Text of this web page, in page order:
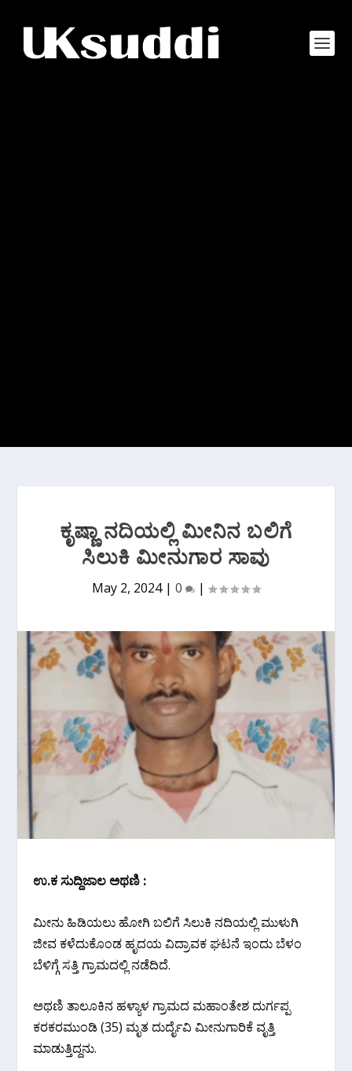
ಕೃಷ್ಣಾ ನದಿಯಲ್ಲಿ ಮೀನಿನ ಬಲಿಗೆ
ಸಿಲುಕಿ ಮೀನುಗಾರ ಸಾವು
May 2, 2024| 0 |
ಉ.ಕ ಸುದ್ದಿಜಾಲ ಅಥಣಿ :
ಮೀನು ಹಿಡಿಯಲು ಹೋಗಿ ಬಲಿಗೆ ಸಿಲುಕಿ ನದಿಯಲ್ಲಿ ಮುಳುಗಿ
ಜೀವ ಕಳೆದುಕೊಂಡ ಹೃದಯ ವಿದ್ರಾವಕ ಘಟನೆ ಇಂದು ಬೆಳಂ
ಬೆಳಿಗ್ಗೆ ಸತ್ತಿ ಗ್ರಾಮದಲ್ಲಿ ನಡೆದಿದೆ.
ಅಥಣಿ ತಾಲೂಕಿನ ಹಳ್ಯಾಳ ಗ್ರಾಮದ ಮಹಾಂತೇಶ ದುರ್ಗಪ್ಪ
ಕರಕರಮುಂಡಿ (35) ಮೃತ ದುರ್ದೈವಿ ಮೀನುಗಾರಿಕೆ ವೃತ್ತಿ
ಮಾಡುತ್ತಿದ್ದನು.